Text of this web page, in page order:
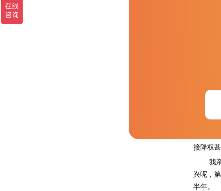
陷
接降权
我
兴呢，
半年。